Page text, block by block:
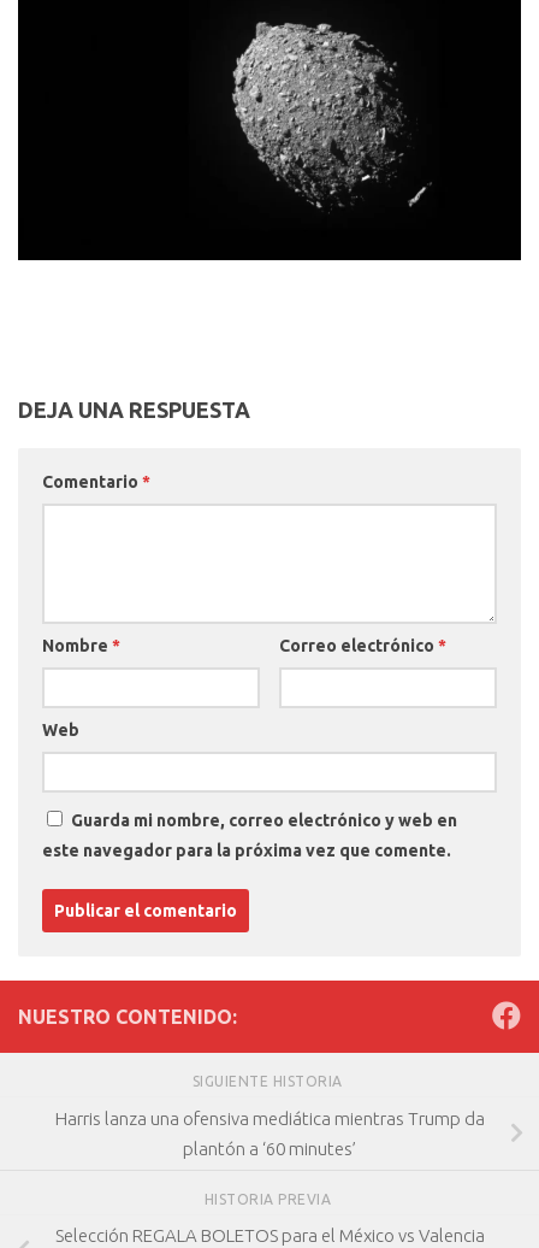
DEJA UNA RESPUESTA
Comentario *
Nombre * Correo electrónico *
Web
Guarda mi nombre, correo electrónico y web en
este navegador para la próxima vez que comente.
NUESTRO CONTENIDO:
SIGUIENTE HISTORIA
Harris lanza una ofensiva mediática mientras Trump da
plantón a ‘60 minutes’
HISTORIA PREVIA
Selección REGALA BOLETOS para el México vs Valencia